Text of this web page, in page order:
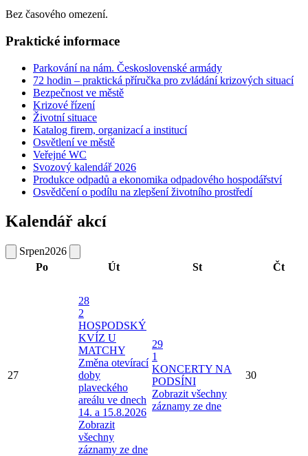
Bez časového omezení.
Praktické informace
Parkování na nám. Československé armády
72 hodin – praktická příručka pro zvládání krizových situací
Bezpečnost ve městě
Krizové řízení
Životní situace
Katalog firem, organizací a institucí
Osvětlení ve městě
Veřejné WC
Svozový kalendář 2026
Produkce odpadů a ekonomika odpadového hospodářství
Osvědčení o podílu na zlepšení životního prostředí
Kalendář akcí
Srpen2026
Po
Út St Čt
27
28
2
HOSPODSKÝ
KVÍZ U
MATCHY
Změna otevírací
doby
plaveckého
areálu ve dnech
14. a 15.8.2026
Zobrazit
všechny
záznamy ze dne
29
1
KONCERTY NA
PODSÍNI
Zobrazit všechny
záznamy ze dne
30